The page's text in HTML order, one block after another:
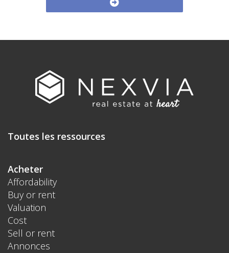
Toutes les ressources
Acheter
Affordability
Buy or rent
Valuation
Cost
Sell or rent
Annonces